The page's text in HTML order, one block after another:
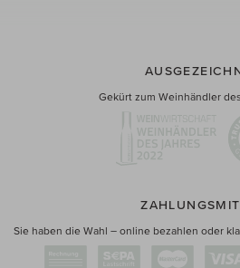
Gekürt zum Weinhändler
Sie haben die Wahl – online bezahlen oder